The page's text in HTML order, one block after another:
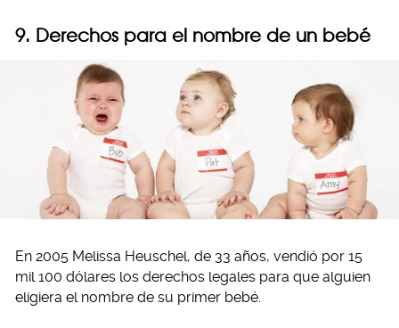
9. Derechos para el nombre de un bebé
En 2005 Melissa Heuschel, de 33 años, vendió por 15
mil 100 dólares los derechos legales para que alguien
eligiera el nombre de su primer bebé.